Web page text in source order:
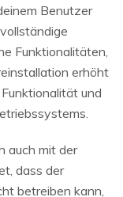
Benutzer
Funktionalitäten,
erhöht
und
auch mit der
dass der
betreiben kann,